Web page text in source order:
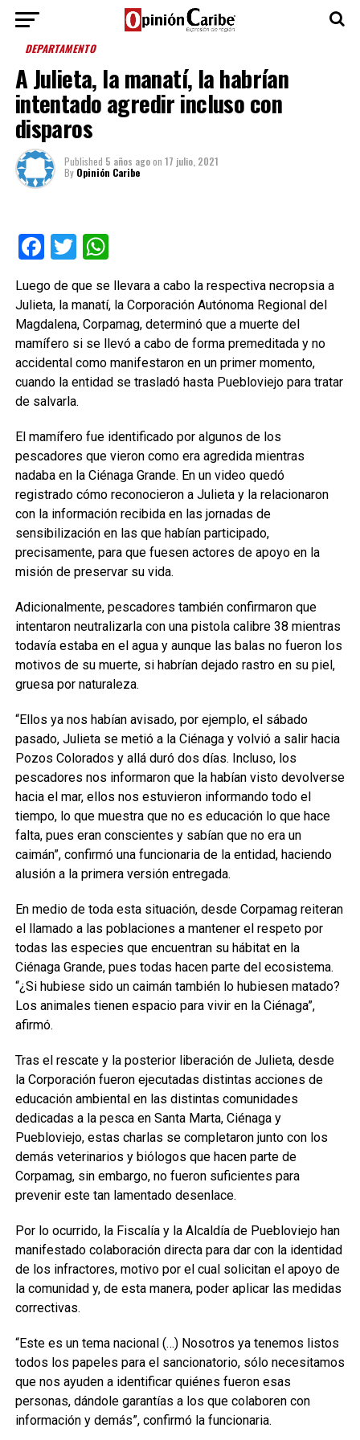
DEPARTAMENTO
A Julieta, la manatí, la habrían
intentado agredir incluso con
disparos
Published 5 años agoon 17 julio, 2021
By Opinión Caribe
Facebook
TwitterWhatsApp
Luego de que se llevara a cabo la respectiva necropsia a
Julieta, la manatí, la Corporación Autónoma Regional del
Magdalena, Corpamag, determinó que a muerte del
mamífero si se llevó a cabo de forma premeditada y no
accidental como manifestaron en un primer momento,
cuando la entidad se trasladó hasta Puebloviejo para tratar
de salvarla.
El mamífero fue identificado por algunos de los
pescadores que vieron como era agredida mientras
nadaba en la Ciénaga Grande. En un video quedó
registrado cómo reconocieron a Julieta y la relacionaron
con la información recibida en las jornadas de
sensibilización en las que habían participado,
precisamente, para que fuesen actores de apoyo en la
misión de preservar su vida.
Adicionalmente, pescadores también confirmaron que
intentaron neutralizarla con una pistola calibre 38 mientras
todavía estaba en el agua y aunque las balas no fueron los
motivos de su muerte, si habrían dejado rastro en su piel,
gruesa por naturaleza.
“Ellos ya nos habían avisado, por ejemplo, el sábado
pasado, Julieta se metió a la Ciénaga y volvió a salir hacia
Pozos Colorados y allá duró dos días. Incluso, los
pescadores nos informaron que la habían visto devolverse
hacia el mar, ellos nos estuvieron informando todo el
tiempo, lo que muestra que no es educación lo que hace
falta, pues eran conscientes y sabían que no era un
caimán”, confirmó una funcionaria de la entidad, haciendo
alusión a la primera versión entregada.
En medio de toda esta situación, desde Corpamag reiteran
el llamado a las poblaciones a mantener el respeto por
todas las especies que encuentran su hábitat en la
Ciénaga Grande, pues todas hacen parte del ecosistema.
“¿Si hubiese sido un caimán también lo hubiesen matado?
Los animales tienen espacio para vivir en la Ciénaga”,
afirmó.
Tras el rescate y la posterior liberación de Julieta, desde
la Corporación fueron ejecutadas distintas acciones de
educación ambiental en las distintas comunidades
dedicadas a la pesca en Santa Marta, Ciénaga y
Puebloviejo, estas charlas se completaron junto con los
demás veterinarios y biólogos que hacen parte de
Corpamag, sin embargo, no fueron suficientes para
prevenir este tan lamentado desenlace.
Por lo ocurrido, la Fiscalía y la Alcaldía de Puebloviejo han
manifestado colaboración directa para dar con la identidad
de los infractores, motivo por el cual solicitan el apoyo de
la comunidad y, de esta manera, poder aplicar las medidas
correctivas.
“Este es un tema nacional (…) Nosotros ya tenemos listos
todos los papeles para el sancionatorio, sólo necesitamos
que nos ayuden a identificar quiénes fueron esas
personas, dándole garantías a los que colaboren con
información y demás”, confirmó la funcionaria.